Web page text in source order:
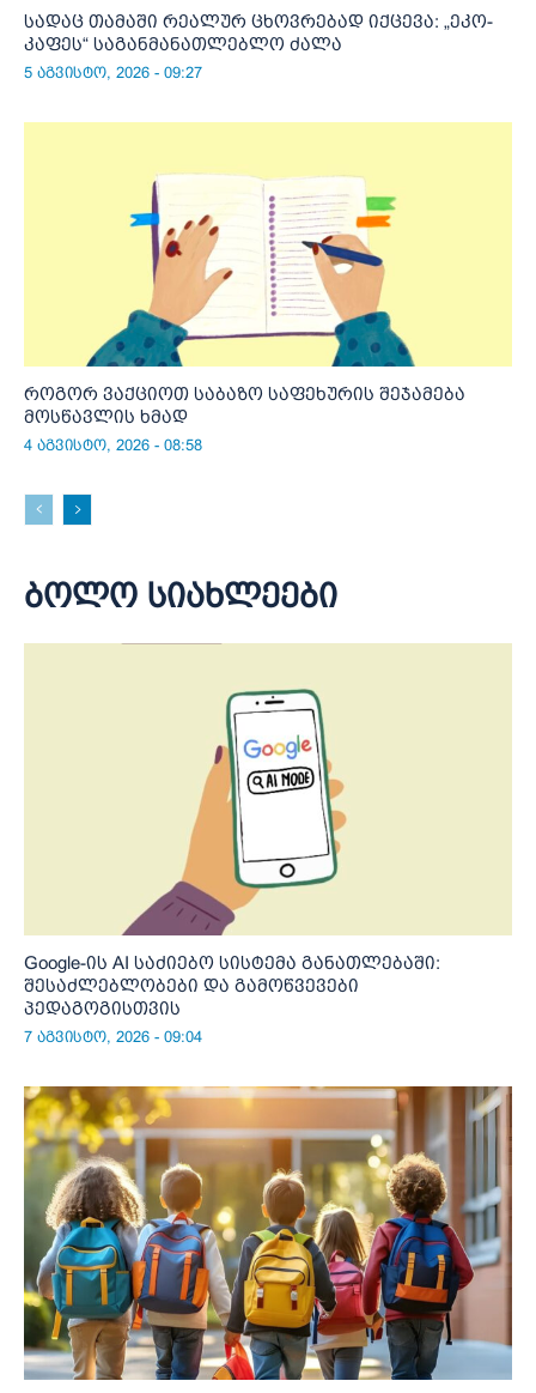
სადაც თამაში რეალურ ცხოვრებად იქცევა: „ეკო-
კაფეს“ საგანმანათლებლო ძალა
5 აგვისტო, 2026 - 09:27
როგორ ვაქციოთ საბაზო საფეხურის შეჯამება
მოსწავლის ხმად
4 აგვისტო, 2026 - 08:58
ბოლო სიახლეები
Google-ის AI საძიებო სისტემა განათლებაში:
შესაძლებლობები და გამოწვევები
პედაგოგისთვის
7 აგვისტო, 2026 - 09:04